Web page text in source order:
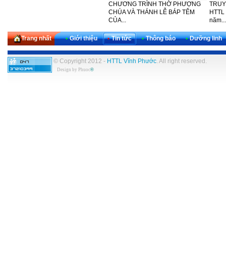
CHƯƠNG TRÌNH THỜ PHƯỢNG
CHÚA VÀ THÁNH LỄ BÁP TÊM
CỦA...
năm...
Trang nhất • Giới thiệu • Tin tức • Thông báo • Dưỡng linh
© Copyright 2012 - HTTL Vĩnh Phước. All right reserved.
Design by Phuoc®